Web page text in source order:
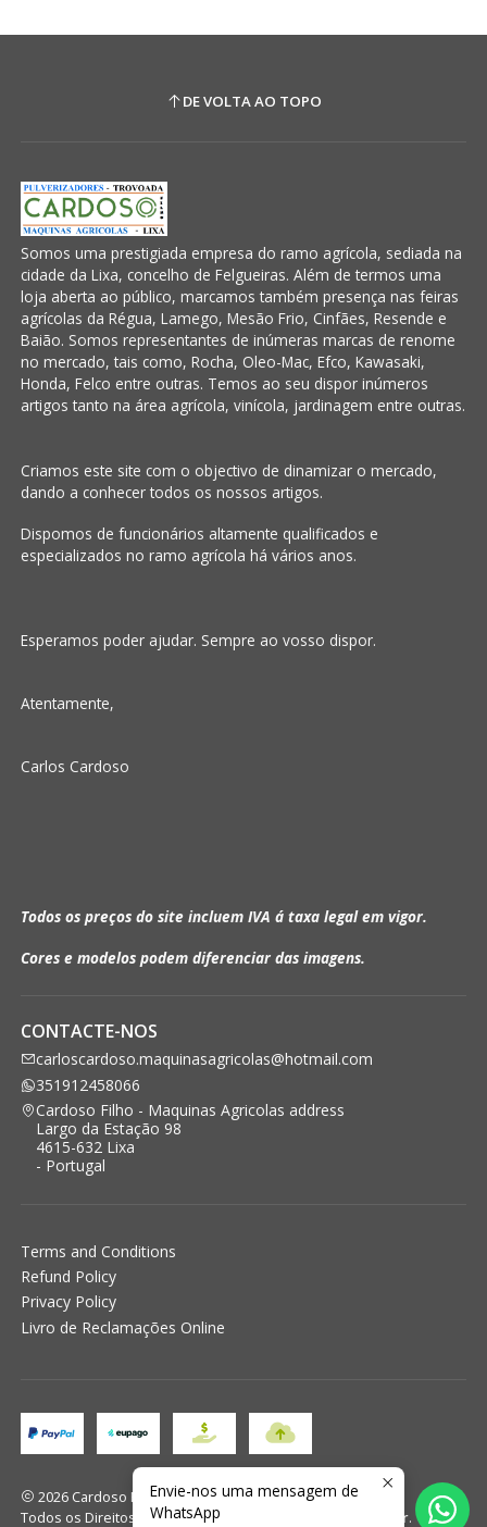
DE VOLTA AO TOPO
Somos uma prestigiada empresa do ramo agrícola, sediada na
cidade da Lixa, concelho de Felgueiras. Além de termos uma
loja aberta ao público, marcamos também presença nas feiras
agrícolas da Régua, Lamego, Mesão Frio, Cinfães, Resende e
Baião. Somos representantes de inúmeras marcas de renome
no mercado, tais como, Rocha, Oleo-Mac, Efco, Kawasaki,
Honda, Felco entre outras. Temos ao seu dispor inúmeros
artigos tanto na área agrícola, vinícola, jardinagem entre outras.
Criamos este site com o objectivo de dinamizar o mercado,
dando a conhecer todos os nossos artigos.
Dispomos de funcionários altamente qualificados e
especializados no ramo agrícola há vários anos.
Esperamos poder ajudar. Sempre ao vosso dispor.
Atentamente,
Carlos Cardoso
Todos os preços do site incluem IVA á taxa legal em vigor.
Cores e modelos podem diferenciar das imagens.
CONTACTE-NOS
carloscardoso.maquinasagricolas@hotmail.com
351912458066
Cardoso Filho - Maquinas Agricolas address
Largo da Estação 98
4615-632 Lixa
- Portugal
Terms and Conditions
Refund Policy
Privacy Policy
Livro de Reclamações Online
2026 Cardoso Filho - Maquinas Agricolas.
Todos os Direitos Reservados.
Com tecnologia Jumpseller.
Envie-nos uma mensagem de
WhatsApp